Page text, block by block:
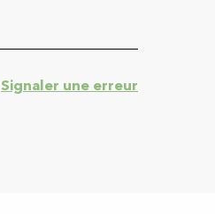
Signaler une erreur